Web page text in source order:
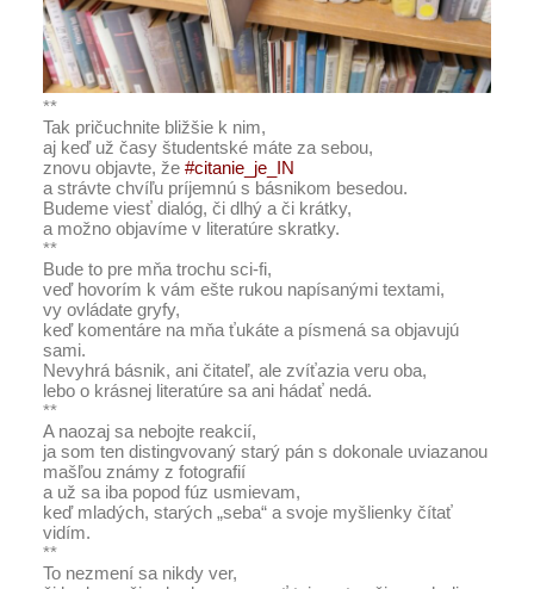
**
Tak pričuchnite bližšie k nim,
aj keď už časy študentské máte za sebou,
znovu objavte, že #citanie_je_IN
a strávte chvíľu príjemnú s básnikom besedou.
Budeme viesť dialóg, či dlhý a či krátky,
a možno objavíme v literatúre skratky.
**
Bude to pre mňa trochu sci-fi,
veď hovorím k vám ešte rukou napísanými textami,
vy ovládate gryfy,
keď komentáre na mňa ťukáte a písmená sa objavujú
sami.
Nevyhrá básnik, ani čitateľ, ale zvíťazia veru oba,
lebo o krásnej literatúre sa ani hádať nedá.
**
A naozaj sa nebojte reakcií,
ja som ten distingvovaný starý pán s dokonale uviazanou
mašľou známy z fotografií
a už sa iba popod fúz usmievam,
keď mladých, starých „seba“ a svoje myšlienky čítať
vidím.
**
To nezmení sa nikdy ver,